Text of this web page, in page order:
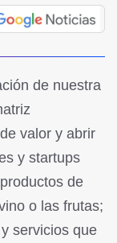
de nuestra
valor y abrir
y startups
de
o las frutas;
servicios que